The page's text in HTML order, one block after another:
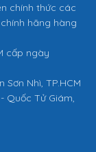
chính thức các
hãng hàng
cấp ngày
Sơn Nhì, TP.HCM
Quốc Tử Giám,